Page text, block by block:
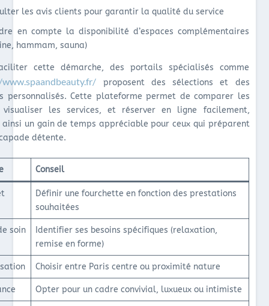
les avis clients pour garantir la qualité du service
en compte la disponibilité d’espaces complémentaires
hammam, sauna)
cette démarche, des portails spécialisés comme
proposent des sélections et des
personnalisés. Cette plateforme permet de comparer les
visualiser les services, et réserver en ligne facilement,
un gain de temps appréciable pour ceux qui préparent
détente.
Conseil
Définir une fourchette en fonction des prestations
souhaitées
soin
Identifier ses besoins spécifiques (relaxation,
remise en forme)
Choisir entre Paris centre ou proximité nature
Opter pour un cadre convivial, luxueux ou intimiste